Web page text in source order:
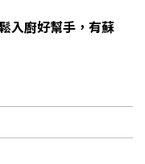
入廚好幫手，有蘇